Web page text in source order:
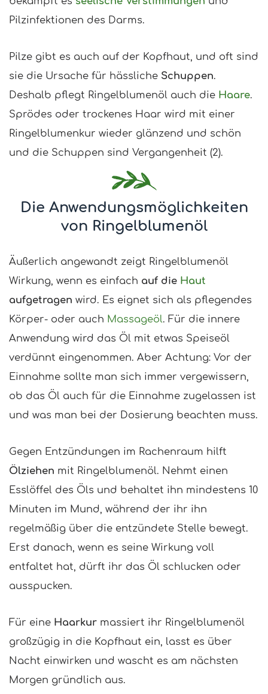
Pilzinfektionen des Darms.
Pilze gibt es auch auf der Kopfhaut, und oft sind
sie die Ursache für hässliche Schuppen.
Deshalb pflegt Ringelblumenöl auch die Haare.
Sprödes oder trockenes Haar wird mit einer
Ringelblumenkur wieder glänzend und schön
und die Schuppen sind Vergangenheit (2).
Die Anwendungsmöglichkeiten
von Ringelblumenöl
Äußerlich angewandt zeigt Ringelblumenöl
Wirkung, wenn es einfach auf die Haut
aufgetragen wird. Es eignet sich als pflegendes
Körper- oder auch Massageöl. Für die innere
Anwendung wird das Öl mit etwas Speiseöl
verdünnt eingenommen. Aber Achtung: Vor der
Einnahme sollte man sich immer vergewissern,
ob das Öl auch für die Einnahme zugelassen ist
und was man bei der Dosierung beachten muss.
Gegen Entzündungen im Rachenraum hilft
Ölziehen mit Ringelblumenöl. Nehmt einen
Esslöffel des Öls und behaltet ihn mindestens 10
Minuten im Mund, während der ihr ihn
regelmäßig über die entzündete Stelle bewegt.
Erst danach, wenn es seine Wirkung voll
entfaltet hat, dürft ihr das Öl schlucken oder
ausspucken.
Für eine Haarkur massiert ihr Ringelblumenöl
großzügig in die Kopfhaut ein, lasst es über
Nacht einwirken und wascht es am nächsten
Morgen gründlich aus.